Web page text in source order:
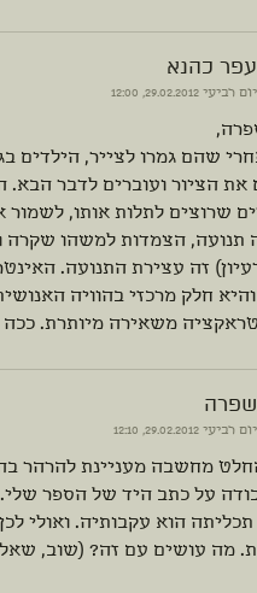
עפר כהנא
יום רביעי
שהם גמרו לצייר, הילדים
את הציור ועוברים לדבר
שרוצים לתלות אותו, לשמור
תנועה, הצמדות למשהו שקרה
זה עצירת התנועה.
חלק מרכזי בהוויה
משאירה מיותרת. ככה
שפרה
יום רביעי
מחשבה מעניינת להרהר
על כתב היד של הספר
הוא עקבותיה. ואולי
מה עושים עם זה? (שוב,